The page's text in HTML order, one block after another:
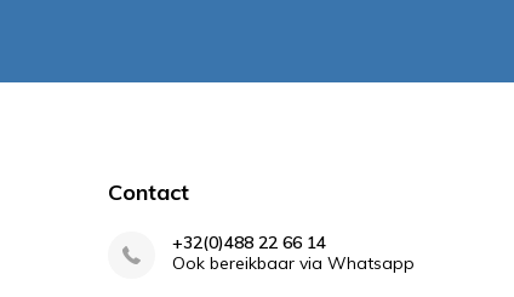
Contact
+32(0)488 22 66 14
Ook bereikbaar via Whatsapp